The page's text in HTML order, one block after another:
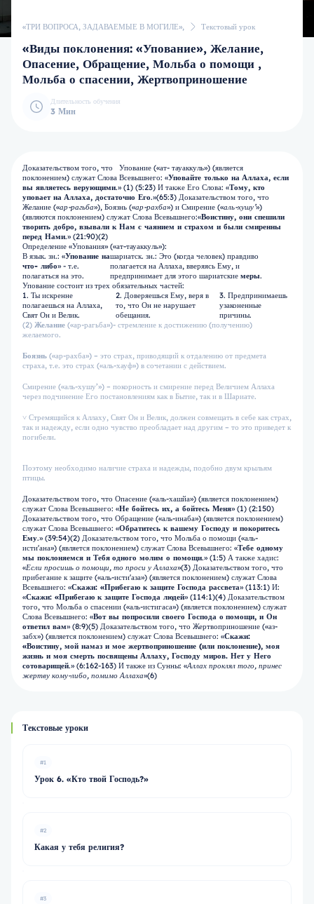
«ТРИ ВОПРОСА, ЗАДАВАЕМЫЕ В МОГИЛЕ», Текстовый урок
«Виды поклонения: «Упование», Желание,
Опасение, Обращение, Мольба о помощи ,
Мольба о спасении, Жертвоприношение
Длительность обучения
3 Мин
Доказательством того, что Упование («ат- тауаккуль») (является
поклонением) служат Слова Всевышнего: «Уповайте только на Аллаха, если
вы являетесь верующими.» (1) (5:23) И также Его Слова: «Тому, кто
уповает на Аллаха, достаточно Его.»(65:3) Доказательством того, что
Желание («ар-рагьба»), Боязнь («ар-рахба») и Смирение («аль-хушу’»)
(являются поклонением) служат Слова Всевышнего:«Воистину, они спешили
творить добро, взывали к Нам с чаянием и страхом и были смиренны
перед Нами.» (21:90)(2)
Определение «Упования» («ат-тауаккуль»):
В язык. зн.: «Упование на
что- либо» - т.е.
полагаться на это.
шариатск. зн.: Это (когда человек) правдиво
полагается на Аллаха, вверяясь Ему, и
предпринимает для этого шариатские меры.
Упование состоит из трех обязательных частей:
1. Ты искренне
полагаешься на Аллаха,
Свят Он и Велик.
2. Доверяешься Ему, веря в
то, что Он не нарушает
обещания.
3. Предпринимаешь
узаконенные
причины.
(2) Желание («ар-рагьба»)- стремление к достижению (получению)
желаемого.
Боязнь («ар-рахба») – это страх, приводящий к отдалению от предмета
страха, т.е. это страх («аль-хауф») в сочетании с действием.
Смирение («аль-хушу’») – покорность и смирение перед Величием Аллаха
через подчинение Его постановлениям как в Бытие, так и в Шариате.
˅ Стремящийся к Аллаху, Свят Он и Велик, должен совмещать в себе как страх,
так и надежду, если одно чувство преобладает над другим – то это приведет к
погибели.
Поэтому необходимо наличие страха и надежды, подобно двум крыльям
птицы.
Доказательством того, что Опасение («аль-хашйа») (является поклонением)
служат Слова Всевышнего: «Не бойтесь их, а бойтесь Меня» (1) (2:150)
Доказательством того, что Обращение («аль-инаба») (является поклонением)
служат Слова Всевышнего: «Обратитесь к вашему Господу и покоритесь
Ему.» (39:54)(2) Доказательством того, что Мольба о помощи («аль-
исти'ана») (является поклонением) служат Слова Всевышнего: «Тебе одному
мы поклоняемся и Тебя одного молим о помощи.» (1:5) А также хадис:
«Если просишь о помощи, то проси у Аллаха»(3) Доказательством того, что
прибегание к защите («аль-исти'аза») (является поклонением) служат Слова
Всевышнего: «Скажи: «Прибегаю к защите Господа рассвета» (113:1) И:
«Скажи: «Прибегаю к защите Господа людей» (114:1)(4) Доказательством
того, что Мольба о спасении («аль-истигаса») (является поклонением) служат
Слова Всевышнего: «Вот вы попросили своего Господа о помощи, и Он
ответил вам» (8:9)(5) Доказательством того, что Жертвоприношение («аз-
забх») (является поклонением) служат Слова Всевышнего: «Скажи:
«Воистину, мой намаз и мое жертвоприношение (или поклонение), моя
жизнь и моя смерть посвящены Аллаху, Господу миров. Нет у Него
сотоварищей.» (6:162-163) И также из Сунны: «Аллах проклял того, принес
жертву кому-либо, помимо Аллаха»(6)
Текстовые уроки
#1
Урок 6. «Кто твой Господь?»
#2
Какая у тебя религия?
#3